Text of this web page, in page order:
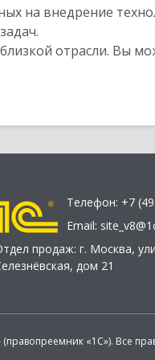
на внедрение
отрасли. Вы
Телефон: +7
Email:
продаж: г. Москва,
дом 21
«1С»). Все